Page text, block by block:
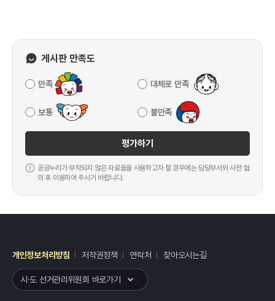
게시판 만족도
만족 대체로 만족
보통 불만족
평가하기
공공누리가 부착되지 않은 자료들을 사용하고자 할 경우에는 담당부서와 사전 협
의 후 이용하여 주시기 바랍니다.
개인정보처리방침 저작권정책 연락처 찾아오시는길
시·도 선거관리위원회 바로가기